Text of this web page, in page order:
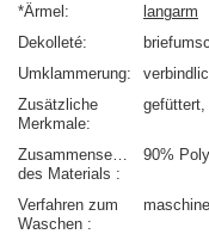
*Ärmel
langarm
Dekolleté
Umklammerung
Zusätzliche
Merkmale
gefüttert
Zusammensetzung
des Materials
90%
Verfahren zum
Waschen